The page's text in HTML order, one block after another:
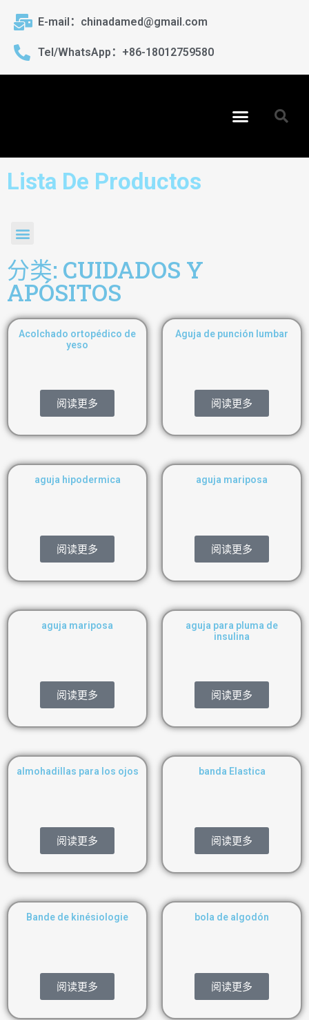
E-mail：chinadamed@gmail.com
Tel/WhatsApp：+86-18012759580
Lista De Productos
分类: CUIDADOS Y
APÓSITOS
Acolchado ortopédico de
yeso
阅读更多
Aguja de punción lumbar
阅读更多
aguja hipodermica
阅读更多
aguja mariposa
阅读更多
aguja mariposa
阅读更多
aguja para pluma de
insulina
阅读更多
almohadillas para los ojos
阅读更多
banda Elastica
阅读更多
Bande de kinésiologie
阅读更多
bola de algodón
阅读更多